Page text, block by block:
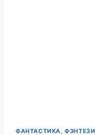
ФАНТАСТИКА, ФЭНТЕЗИ